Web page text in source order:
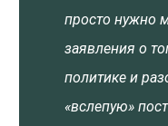
просто нужно
заявления о
политике и
«вслепую»